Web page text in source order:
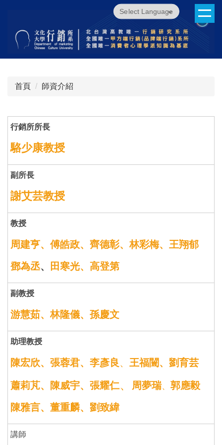
Translate
首頁 師資介紹
行銷所所長
駱少康教授
副所長
謝艾芸教授
教授
周建亨、傅皓政、 齊德彰、林彩梅、 王翔郁
鄧為丞、 田寒光、 高登第
副教授
游慧茹、林隆儀、 孫慶文
助理教授
陳宏欣、 張蓉君、 李彥良、 王福闓、 劉育芸
蕭莉芃、 陳威宇、 張耀仁、 周夢瑞、 郭應毅
陳雅言、 董重麟、 劉致緯
講師